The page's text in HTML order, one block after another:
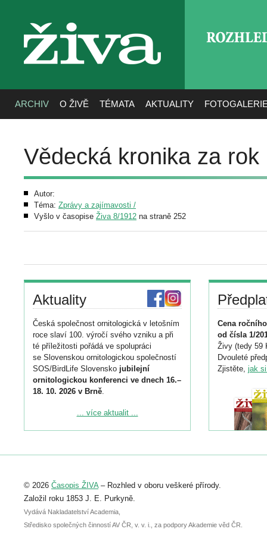
živa
ARCHIV O ŽIVĚ TÉMATA AKTUALITY
Vědecká kronika za rok
Autor:
Téma: Zprávy a zajímavosti /
Vyšlo v časopise Živa 8/1912 na straně 252
Aktuality
Česká společnost ornitologická v letošním
roce slaví 100. výročí svého vzniku a při
té příležitosti pořádá ve spolupráci
se Slovenskou ornitologickou společností
SOS/BirdLife Slovensko jubilejní
ornitologickou konferenci ve dnech 16.–
18. 10. 2026 v Brně.
Podrobnější informace ke konferenci
Registrovat se můžete do 6. září.
abstraktu přihlášené přednášky nebo
posteru je už 30. června.
... více aktualit ...
Cena
od čísla 1/
Živy (tedy 59
Dvouleté
Zjistěte, jak
© 2026 Časopis ŽIVA– Rozhled v oboru veškeré přírody.
Založil roku 1853 J. E. Purkyně.
Vydává Nakladatelství Academia,
Středisko společných činností AV ČR, v. v. i., za podpory Akademie věd ČR.